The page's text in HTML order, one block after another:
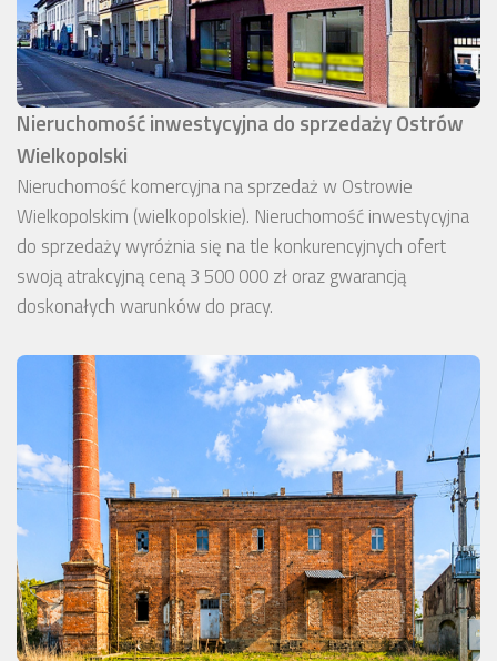
Nieruchomość inwestycyjna do sprzedaży Ostrów
Wielkopolski
Nieruchomość komercyjna na sprzedaż w Ostrowie
Wielkopolskim (wielkopolskie). Nieruchomość inwestycyjna
do sprzedaży wyróżnia się na tle konkurencyjnych ofert
swoją atrakcyjną ceną 3 500 000 zł oraz gwarancją
doskonałych warunków do pracy.